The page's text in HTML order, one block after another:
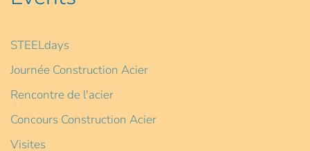
STEELdays
Journée Construction Acier
Rencontre de l'acier
Concours Construction Acier
Visites